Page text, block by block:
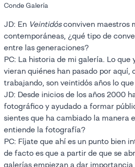
Conde Galería
JD: En Veintidósconviven maestros
contemporáneas, ¿qué tipo de
entre las generaciones?
PC: La historia de mi galería. Lo que
vieran quiénes han pasado por aquí,
trabajando, son veintidós años lo
JD: Desde inicios de los años 2000
fotográfico y ayudado a formar
sientes que ha cambiado la manera
entiende la fotografía?
PC: Fíjate que ahí es un punto bien
de facto es que a partir de que se
galerías empiezan a dar